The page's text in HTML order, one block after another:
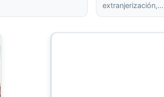
extranjerización,…